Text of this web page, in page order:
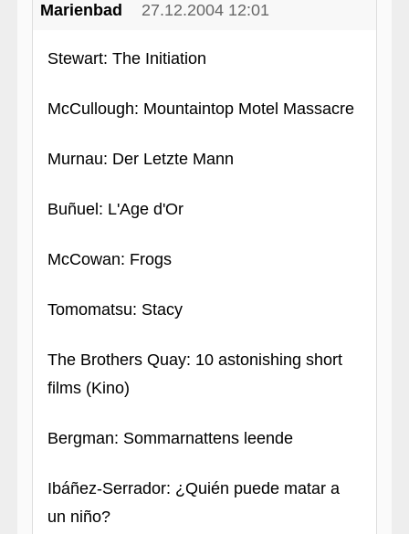
Marienbad 27.12.2004 12:01
Stewart: The Initiation
McCullough: Mountaintop Motel Massacre
Murnau: Der Letzte Mann
Buñuel: L'Age d'Or
McCowan: Frogs
Tomomatsu: Stacy
The Brothers Quay: 10 astonishing short
films (Kino)
Bergman: Sommarnattens leende
Ibáñez-Serrador: ¿Quién puede matar a
un niño?